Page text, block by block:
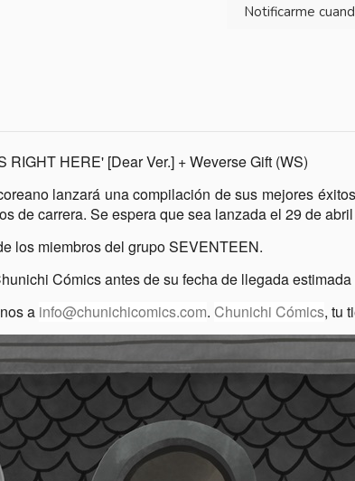
HERE' [Dear Ver.] + Weverse Gift (WS)
lanzará una compilación de sus mejores
de carrera. Se espera que sea lanzada el 29 de
los miembros del grupo SEVENTEEN.
Cómics antes de su fecha de llegada
a info@chunichicomics.com.Chunichi Cómics, tu